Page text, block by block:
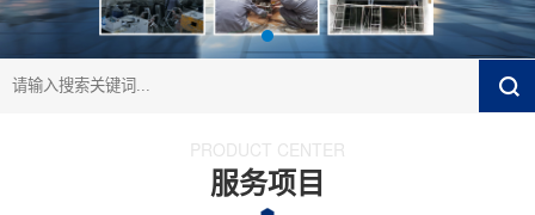
PRODUCT CENTER
服务项目